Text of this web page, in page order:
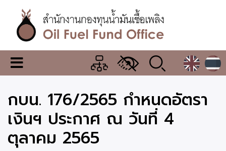
เนื้อหา
หลักสำนักงาน
กองทุน
น้ำมัน
เชื้อ
เพลิง
เมนู
เปลี่ยน
แสดง
ผล
กบน. 176/2565 กำหนดอัตรา
เงินฯ ประกาศ ณ วันที่ 4
ตุลาคม 2565